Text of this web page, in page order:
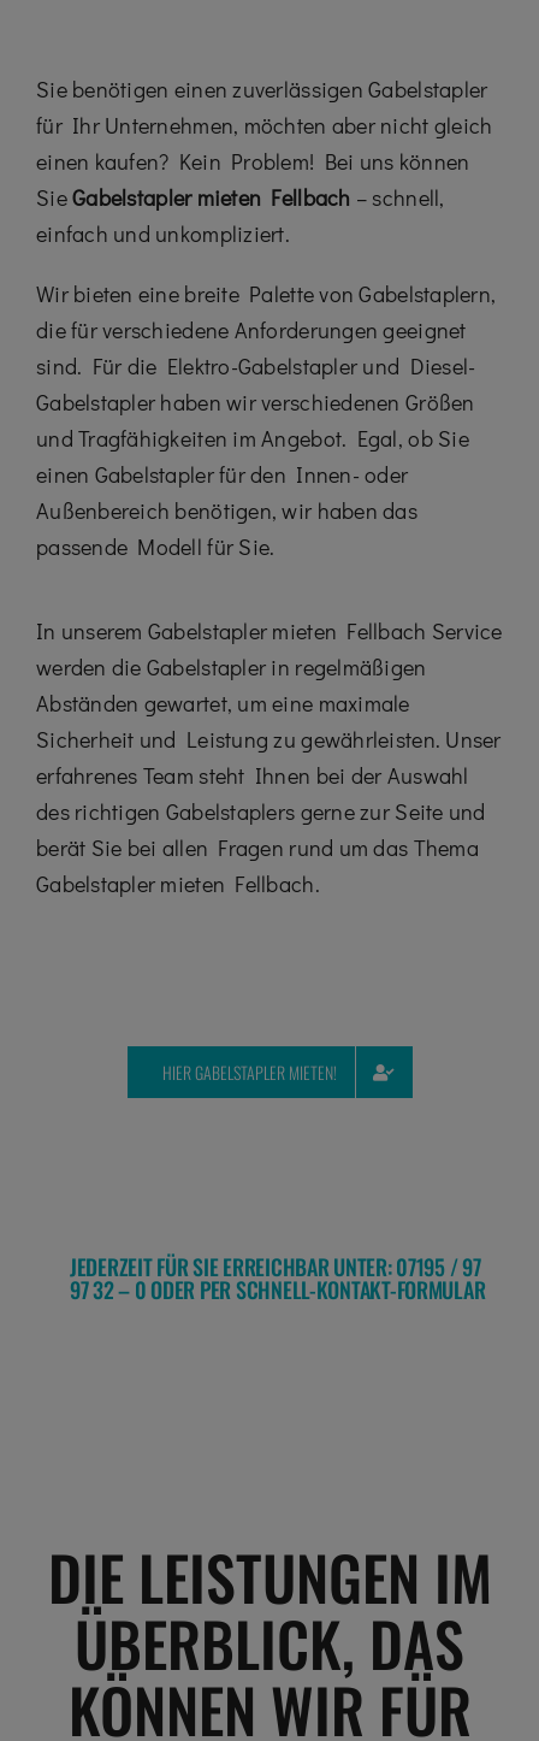
Sie benötigen einen zuverlässigen Gabelstapler
für Ihr Unternehmen, möchten aber nicht gleich
einen kaufen? Kein Problem! Bei uns können
SieGabelstapler mieten Fellbach – schnell,
einfach und unkompliziert.
Wir bieten eine breite Palette von Gabelstaplern,
die für verschiedene Anforderungen geeignet
sind. Für die Elektro-Gabelstapler und Diesel-
Gabelstapler haben wir verschiedenen Größen
und Tragfähigkeiten im Angebot. Egal, ob Sie
einen Gabelstapler für den Innen- oder
Außenbereich benötigen, wir haben das
passende Modell für Sie.
In unserem Gabelstapler mieten Fellbach Service
werden die Gabelstapler in regelmäßigen
Abständen gewartet, um eine maximale
Sicherheit und Leistung zu gewährleisten. Unser
erfahrenes Team steht Ihnen bei der Auswahl
des richtigen Gabelstaplers gerne zur Seite und
berät Sie bei allen Fragen rund um das Thema
Gabelstapler mieten Fellbach.
HIER GABELSTAPLER MIETEN!
JEDERZEIT FÜR SIE ERREICHBAR UNTER: 07195 / 97
97 32 – 0 ODER PER SCHNELL-KONTAKT-FORMULAR
DIE LEISTUNGEN IM
ÜBERBLICK, DAS
KÖNNEN WIR FÜR